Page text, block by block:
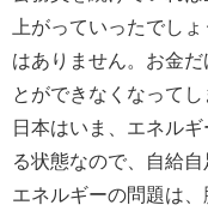
上がっていったでし
はありません。お金
とができなくなってし
日本はいま、エネル
る状態なので、自給
エネルギーの問題は